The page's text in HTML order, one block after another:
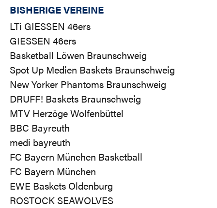
BISHERIGE VEREINE
LTi GIESSEN 46ers
GIESSEN 46ers
Basketball Löwen Braunschweig
Spot Up Medien Baskets Braunschweig
New Yorker Phantoms Braunschweig
DRUFF! Baskets Braunschweig
MTV Herzöge Wolfenbüttel
BBC Bayreuth
medi bayreuth
FC Bayern München Basketball
FC Bayern München
EWE Baskets Oldenburg
ROSTOCK SEAWOLVES